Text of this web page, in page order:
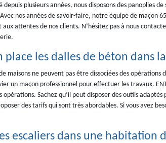
plusieurs années, nous disposons des panoplies
nos années de savoir-faire, notre équipe de maçon
attentes de nos clients. N’hésitez pas à nous
les dalles de béton dans
maisons ne peuvent pas être dissociées des opérations
un maçon professionnel pour effectuer les travaux.
Sachez qu’il peut disposer des outils
des tarifs qui sont très abordables. Si vous avez
escaliers dans une habitation